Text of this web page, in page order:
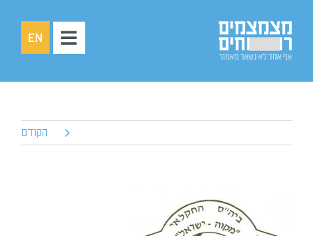
לתוכן
Toggle
שותפים
EN
הקודם